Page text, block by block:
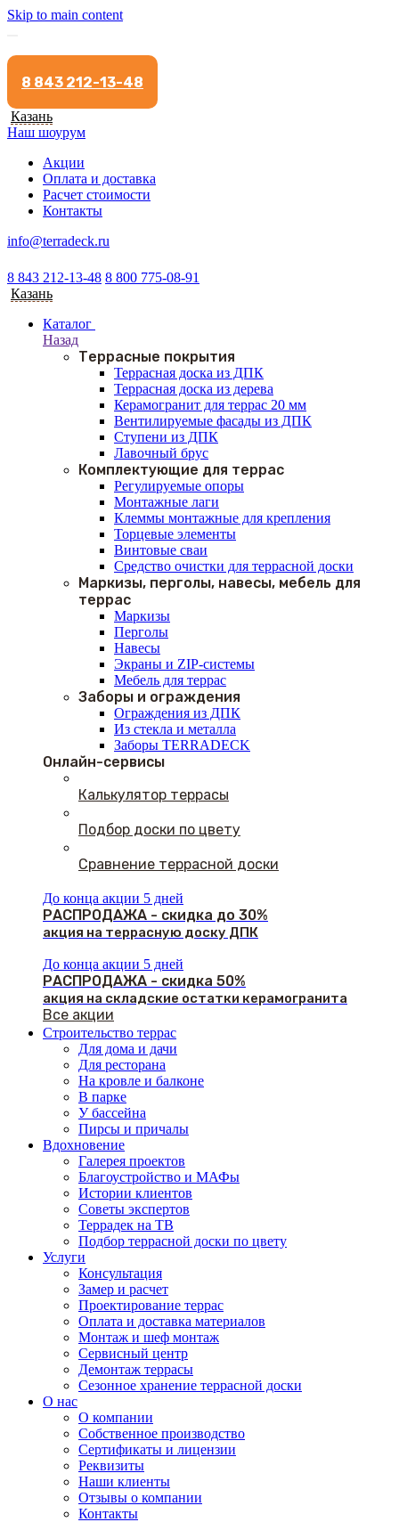
Skip to main content
8 843 212-13-48
Казань
Наш шоурум
Акции
Оплата и доставка
Расчет стоимости
Контакты
info@terradeck.ru
8 843 212-13-48 8 800 775-08-91
Казань
Каталог
Назад
Террасные покрытия
Террасная доска из ДПК
Террасная доска из дерева
Керамогранит для террас 20 мм
Вентилируемые фасады из ДПК
Ступени из ДПК
Лавочный брус
Комплектующие для террас
Регулируемые опоры
Монтажные лаги
Клеммы монтажные для крепления
Торцевые элементы
Винтовые сваи
Средство очистки для террасной доски
Маркизы, перголы, навесы, мебель для
террас
Маркизы
Перголы
Навесы
Экраны и ZIP-системы
Мебель для террас
Заборы и ограждения
Ограждения из ДПК
Из стекла и металла
Заборы TERRADECK
Онлайн-сервисы
Калькулятор террасы
Подбор доски по цвету
Сравнение террасной доски
До конца акции 5 дней
РАСПРОДАЖА - скидка до 30%
акция на террасную доску ДПК
До конца акции 5 дней
РАСПРОДАЖА - скидка 50%
акция на складские остатки керамогранита
Все акции
Строительство террас
Для дома и дачи
Для ресторана
На кровле и балконе
В парке
У бассейна
Пирсы и причалы
Вдохновение
Галерея проектов
Благоустройство и МАФы
Истории клиентов
Советы экспертов
Террадек на ТВ
Подбор террасной доски по цвету
Услуги
Консультация
Замер и расчет
Проектирование террас
Оплата и доставка материалов
Монтаж и шеф монтаж
Сервисный центр
Демонтаж террасы
Сезонное хранение террасной доски
О нас
О компании
Собственное производство
Сертификаты и лицензии
Реквизиты
Наши клиенты
Отзывы о компании
Контакты